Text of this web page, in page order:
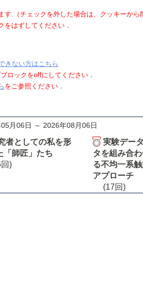
.（チェックを外した場合は、クッキーから
をはずしてください．
きない方はこちら
ロックをoffにしてください．
をご参照ください．
月06日 ～ 2026年08月06日
者としての私を形
「師匠」たち
)
実験デー
タを組み合
る不均一系
アプローチ
(17回)